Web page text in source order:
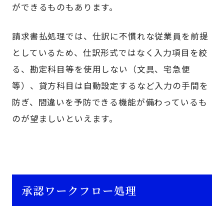
ができるものもあります。
請求書払処理では、仕訳に不慣れな従業員を前提
としているため、仕訳形式ではなく入力項目を絞
る、勘定科目等を使用しない（文具、宅急便
等）、貸方科目は自動設定するなど入力の手間を
防ぎ、間違いを予防できる機能が備わっているも
のが望ましいといえます。
承認ワークフロー処理